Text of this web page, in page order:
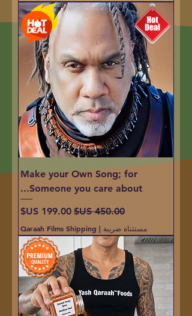
Make your Own Song; for
Someone you care about...
سعر عادي
سعر البيع
مستثناة ضريبة |
Qaraah Films Shipping